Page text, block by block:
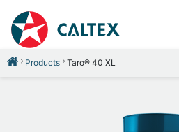
Products Taro® 40 XL